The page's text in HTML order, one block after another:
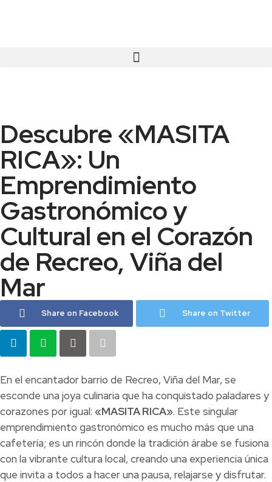
Descubre «MASITA
RICA»: Un
Emprendimiento
Gastronómico y
Cultural en el Corazón
de Recreo, Viña del
Mar
Share on Facebook Share on Twitter
En el encantador barrio de Recreo, Viña del Mar, se
esconde una joya culinaria que ha conquistado paladares y
corazones por igual: «MASITA RICA». Este singular
emprendimiento gastronómico es mucho más que una
cafetería; es un rincón donde la tradición árabe se fusiona
con la vibrante cultura local, creando una experiencia única
que invita a todos a hacer una pausa, relajarse y disfrutar.